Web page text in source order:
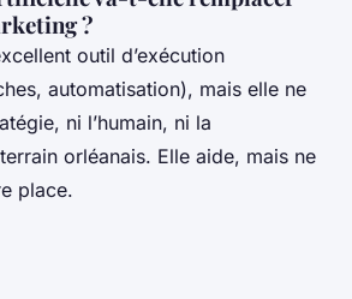
?
outil d’exécution
automatisation), mais elle ne
ni l’humain, ni la
orléanais. Elle aide, mais ne
place.